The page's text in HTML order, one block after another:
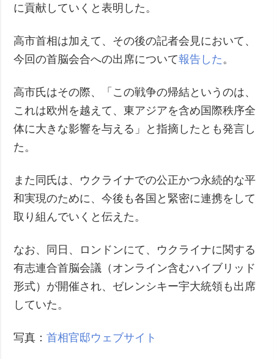
に貢献していくと表明した。
高市首相は加えて、その後の記者会見において、
今回の首脳会合への出席について報告した 。
高市氏はその際、「この戦争の帰結というのは、
これは欧州を越えて、東アジアを含め国際秩序全
体に大きな影響を与える」と指摘したとも発言し
た。
また同氏は、ウクライナでの公正かつ永続的な平
和実現のために、今後も各国と緊密に連携をして
取り組んでいくと伝えた。
なお、同日、ロンドンにて、ウクライナに関する
有志連合首脳会議（オンライン含むハイブリッド
形式）が開催され、ゼレンシキー宇大統領も出席
していた。
写真：首相官邸ウェブサイト